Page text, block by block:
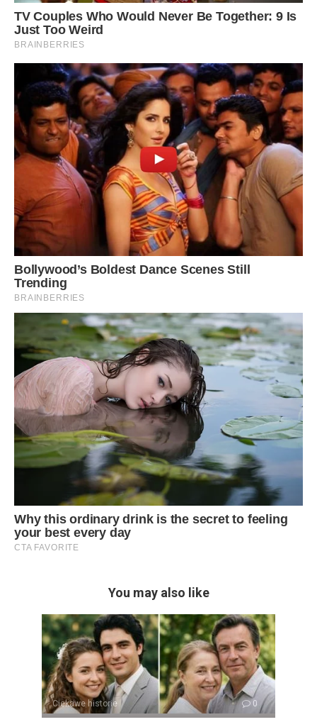
You may also like
Ciekawe historie 0